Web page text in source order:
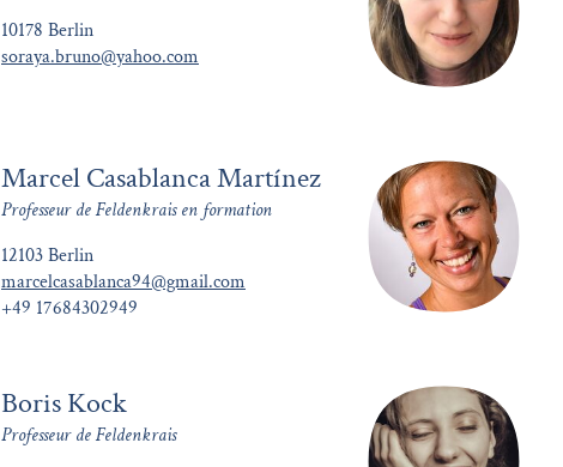
10178 Berlin
soraya.bruno@yahoo.com
Marcel Casablanca Martínez
Professeur de Feldenkrais en formation
12103 Berlin
marcelcasablanca94@gmail.com
+49 17684302949
Boris Kock
Professeur de Feldenkrais